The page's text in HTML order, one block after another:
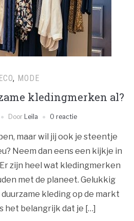
ECO, MODE
kledingmerken al?
Door Leila 0 reactie
maar wil jij ook je steentje
Neem dan eens een kijkje in
zijn heel wat kledingmerken
met de planeet. Gelukkig
kleding op de markt
het belangrijk dat je […]